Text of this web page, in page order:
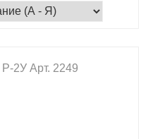
В КОРЗИНУ